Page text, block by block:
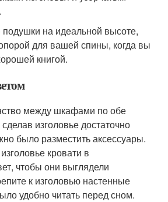
на идеальной высоте,
для вашей спины, когда вы
книгой.
между шкафами по обе
изголовье достаточно
было разместить аксессуары.
кровати в
чтобы они выглядели
к изголовью настенные
удобно читать перед сном.